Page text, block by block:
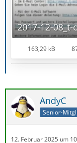
2017-12-
163,29 kB
AndyC
Senior-
12. Februar 2025 um